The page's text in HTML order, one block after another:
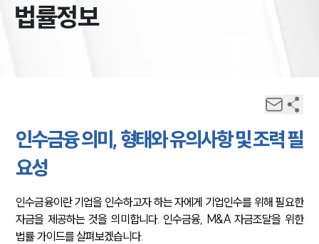
법률정보
인수금융 의미, 형태와 유의사항 및 조력 필
요성
인수금융이란 기업을 인수하고자 하는 자에게 기업인수를 위해 필요한
자금을 제공하는 것을 의미합니다. 인수금융, M&A 자금조달을 위한
법률 가이드를 살펴보겠습니다.